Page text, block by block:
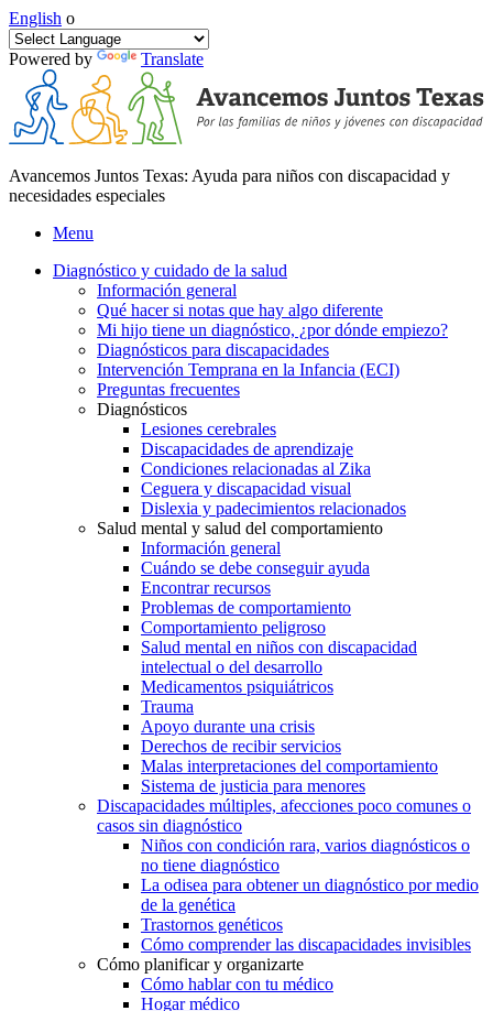
English o
Powered by Translate
Avancemos Juntos Texas: Ayuda para niños con discapacidad y
necesidades especiales
Menu
Diagnóstico y cuidado de la salud
Información general
Qué hacer si notas que hay algo diferente
Mi hijo tiene un diagnóstico, ¿por dónde empiezo?
Diagnósticos para discapacidades
Intervención Temprana en la Infancia (ECI)
Preguntas frecuentes
Diagnósticos
Lesiones cerebrales
Discapacidades de aprendizaje
Condiciones relacionadas al Zika
Ceguera y discapacidad visual
Dislexia y padecimientos relacionados
Salud mental y salud del comportamiento
Información general
Cuándo se debe conseguir ayuda
Encontrar recursos
Problemas de comportamiento
Comportamiento peligroso
Salud mental en niños con discapacidad
intelectual o del desarrollo
Medicamentos psiquiátricos
Trauma
Apoyo durante una crisis
Derechos de recibir servicios
Malas interpretaciones del comportamiento
Sistema de justicia para menores
Discapacidades múltiples, afecciones poco comunes o
casos sin diagnóstico
Niños con condición rara, varios diagnósticos o
no tiene diagnóstico
La odisea para obtener un diagnóstico por medio
de la genética
Trastornos genéticos
Cómo comprender las discapacidades invisibles
Cómo planificar y organizarte
Cómo hablar con tu médico
Hogar médico